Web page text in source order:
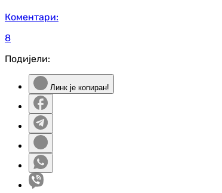
Коментари:
8
Подијели:
Линк је копиран!